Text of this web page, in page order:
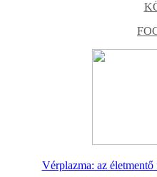
Vérplazma: az életmentő